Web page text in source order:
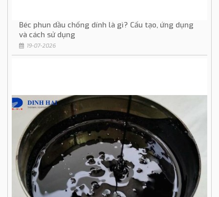
Béc phun dầu chống dính là gì? Cấu tạo, ứng dụng
và cách sử dụng
19-07-2026